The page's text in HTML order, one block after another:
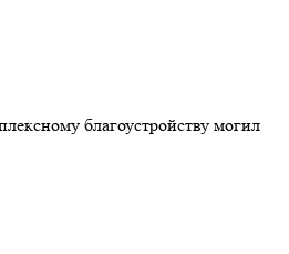
благоустройству могил